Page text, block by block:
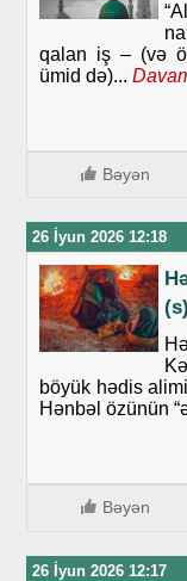
qalan iş – (və
ümid də)...
Bəyən
26 İyun 2026 12:18
böyük hədis
Hənbəl özünün
Bəyən
26 İyun 2026 12:17